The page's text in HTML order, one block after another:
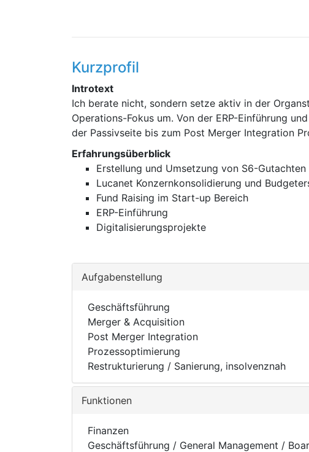
Kurzprofil
Introtext
Ich berate nicht, sondern setze aktiv in der
Operations-Fokus um. Von der ERP-Einführung
der Passivseite bis zum Post Merger Integration
Erfahrungsüberblick
Erstellung und Umsetzung von S6-Gutachten
Lucanet Konzernkonsolidierung und
Fund Raising im Start-up Bereich
ERP-Einführung
Digitalisierungsprojekte
Aufgabenstellung
Geschäftsführung
Merger & Acquisition
Post Merger Integration
Prozessoptimierung
Restrukturierung / Sanierung, insolvenznah
Funktionen
Finanzen
Geschäftsführung / General Management /